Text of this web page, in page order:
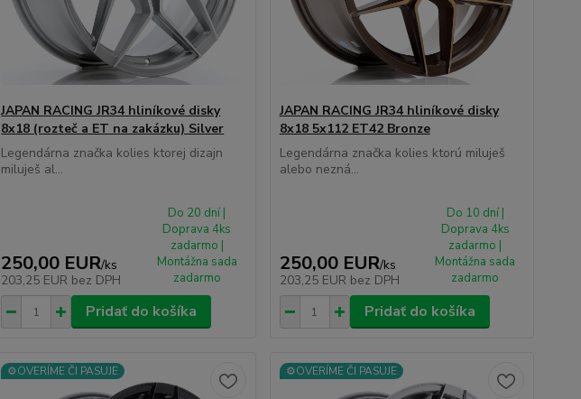
JAPAN RACING JR34 hliníkové disky
8x18 (rozteč a ET na zakázku) Silver
Legendárna značka kolies ktorej dizajn
miluješ al...
250,00 EUR/ks
203,25 EUR bez DPH
Do 20 dní |
Doprava 4ks
zadarmo |
Montážna sada
zadarmo
Pridať do košíka
JAPAN RACING JR34 hliníkové disky
8x18 5x112 ET42 Bronze
Legendárna značka kolies ktorú miluješ
alebo nezná...
250,00 EUR/ks
203,25 EUR bez DPH
Do 10 dní |
Doprava 4ks
zadarmo |
Montážna sada
zadarmo
Pridať do košíka
⚙️OVERÍME ČI PASUJE ⚙️OVERÍME ČI PASUJE